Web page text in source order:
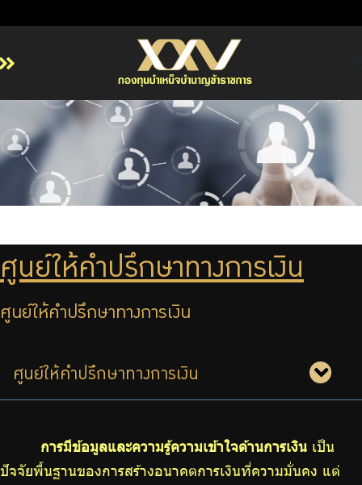
เกี่ยวกับ กบข.
บริการสมาชิก
ลงทุน
รายงานผลการดำเนินงาน
จัดซื้อจัดจ้าง
ร่วมงานกับเรา
ติดต่อเรา
ศูนย์ให้คำปรึกษาทางการเงิน
ศูนย์ให้คำปรึกษาทางการเงิน
ศูนย์ให้คำปรึกษาทางการเงิน
การมีข้อมูลและความรู้ความเข้าใจด้านการเงิน เป็น
ปัจจัยพื้นฐานของการสร้างอนาคตการเงินที่ความมั่นคง แต่